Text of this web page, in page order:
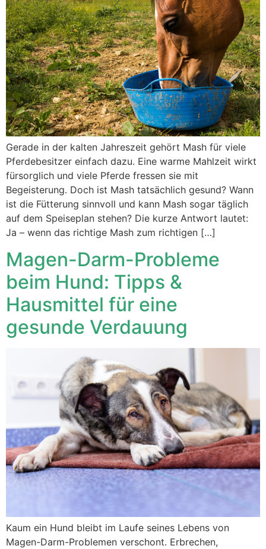
Gerade in der kalten Jahreszeit gehört Mash für viele
Pferdebesitzer einfach dazu. Eine warme Mahlzeit wirkt
fürsorglich und viele Pferde fressen sie mit
Begeisterung. Doch ist Mash tatsächlich gesund? Wann
ist die Fütterung sinnvoll und kann Mash sogar täglich
auf dem Speiseplan stehen? Die kurze Antwort lautet:
Ja – wenn das richtige Mash zum richtigen […]
Magen-Darm-Probleme
beim Hund: Tipps &
Hausmittel für eine
gesunde Verdauung
Kaum ein Hund bleibt im Laufe seines Lebens von
Magen-Darm-Problemen verschont. Erbrechen,